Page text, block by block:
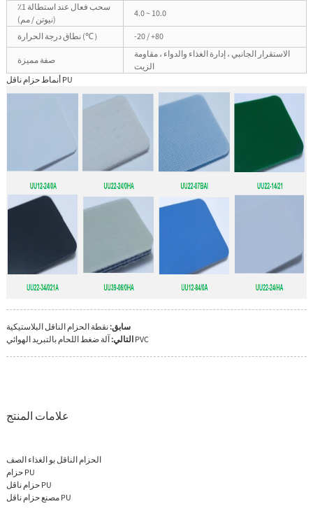
سحب فعال عند استطالة 1٪
(نيوتن / مم)
4.0 ~ 10.0
نطاق درجة الحرارة (℃） -20 / +80
صفة مميزة
الاستقرار الجانبي ، إدارة الغذاء والدواء ، مقاومة
الزيت
أنماط حزام ناقل PU
سابق:نقطة الحزام الناقل البلاستيكية
التالي:آلة ضغط اللحام بالتبريد الهوائي PVC
علامات المنتج
الحزام الناقل بو الغذاء الصف
حزام PU
حزام ناقل PU
مصنع حزام ناقل PU